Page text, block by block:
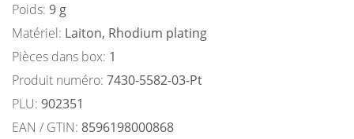
Poids: 9 g
Matériel: Laiton, Rhodium plating
Pièces dans box: 1
Produit numéro: 7430-5582-03-Pt
PLU: 902351
EAN / GTIN: 8596198000868